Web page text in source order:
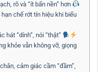
rõ và “ít bẩn nền” hơn
chế rớt tín hiệu khi biểu
hát “dính”, nói “thật”
khỏe vẫn không vỡ, giọng
cảm giác cầm “đầm”,